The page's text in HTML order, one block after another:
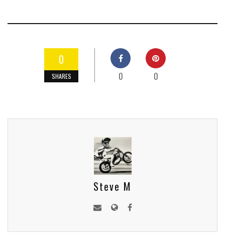
0
SHARES 0 0
Steve M